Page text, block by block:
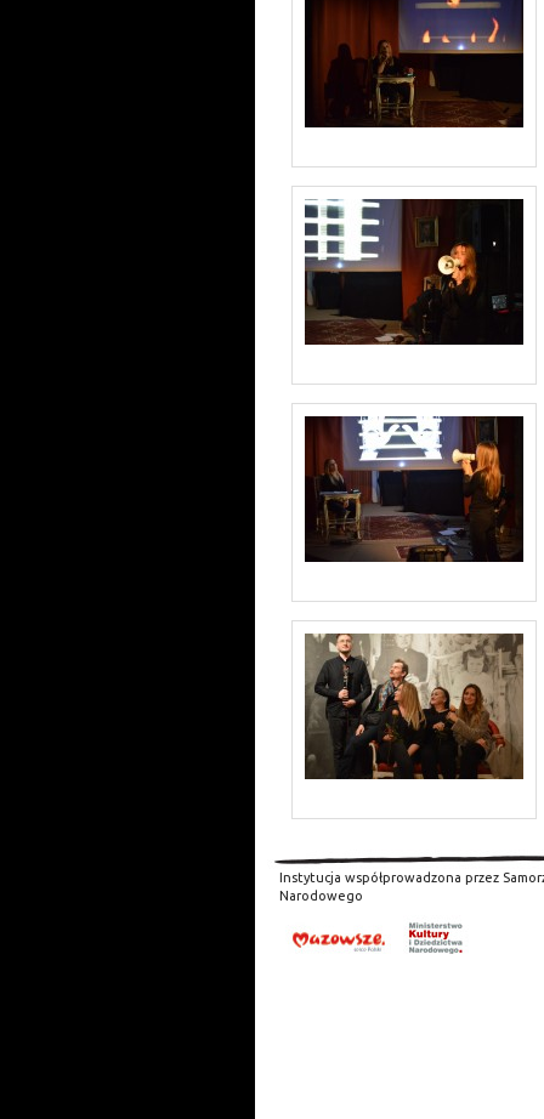
Instytucja współprowadzona przez
Narodowego